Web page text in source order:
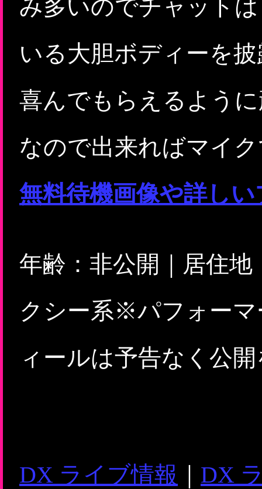
み多いのでチャット
いる大胆ボディーを
喜んでもらえるよう
なので出来ればマイ
無料待機画像や詳し
年齢：非公開｜居住
クシー系※パフォーマ
ィールは予告なく公
DX ライブ情報
DX